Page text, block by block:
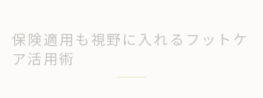
保険適用も視野に入れるフットケ
ア活用術